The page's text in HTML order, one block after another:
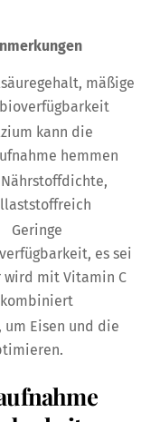
mäßige
kann die
hemmen
Nährstoffdichte,
Geringe
es sei
wird mit Vitamin C
kombiniert
Eisen und die